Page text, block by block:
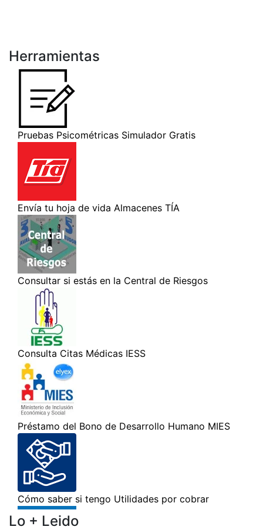
Herramientas
Lo + Leido